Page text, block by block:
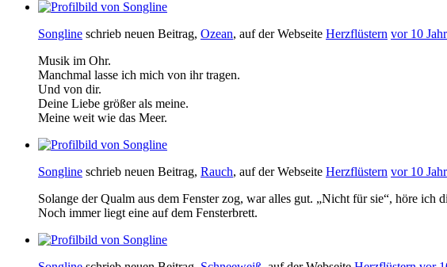
Songline schrieb neuen Beitrag, Ozean, auf der Webseite Herzflüstern vor 10
Musik im Ohr.
Manchmal lasse ich mich von ihr tragen.
Und von dir.
Deine Liebe größer als meine.
Meine weit wie das Meer.
Songline schrieb neuen Beitrag, Rauch, auf der Webseite Herzflüstern vor 10
Solange der Qualm aus dem Fenster zog, war alles gut. „Nicht für sie“, höre
Noch immer liegt eine auf dem Fensterbrett.